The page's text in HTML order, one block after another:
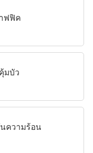
ฟฟิค
มบัว
ความร้อน